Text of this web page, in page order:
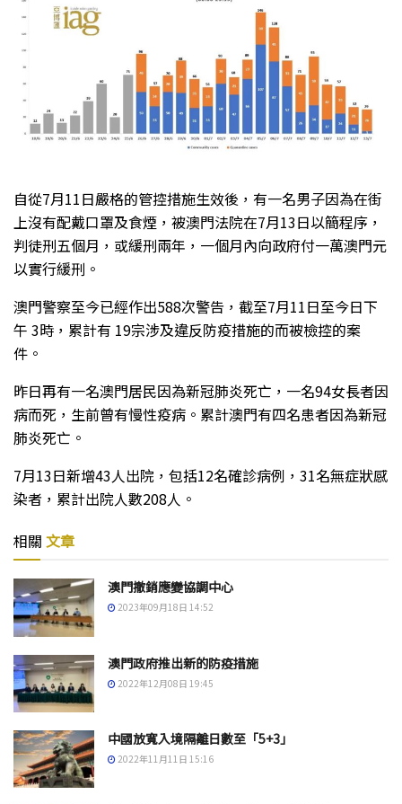
自從7月11日嚴格的管控措施生效後，有一名男子因為在街
上沒有配戴口罩及食煙，被澳門法院在7月13日以簡程序，
判徒刑五個月，或緩刑兩年，一個月內向政府付一萬澳門元
以實行緩刑。
澳門警察至今已經作出588次警告，截至7月11日至今日下
午 3時，累計有 19宗涉及違反防疫措施的而被檢控的案
件。
昨日再有一名澳門居民因為新冠肺炎死亡，一名94女長者因
病而死，生前曾有慢性疫病。累計澳門有四名患者因為新冠
肺炎死亡。
7月13日新增43人出院，包括12名確診病例，31名無症狀感
染者，累計出院人數208人。
相關 文章
澳門撤銷應變協調中心
2023年09月18日 14:52
澳門政府推出新的防疫措施
2022年12月08日 19:45
中國放寬入境隔離日數至「5+3」
2022年11月11日 15:16